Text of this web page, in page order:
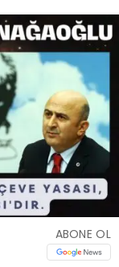
ABONE OL